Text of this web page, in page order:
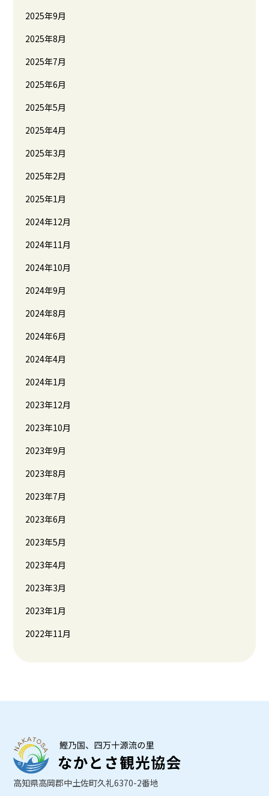
2025年9月
2025年8月
2025年7月
2025年6月
2025年5月
2025年4月
2025年3月
2025年2月
2025年1月
2024年12月
2024年11月
2024年10月
2024年9月
2024年8月
2024年6月
2024年4月
2024年1月
2023年12月
2023年10月
2023年9月
2023年8月
2023年7月
2023年6月
2023年5月
2023年4月
2023年3月
2023年1月
2022年11月
高知県高岡郡中土佐町久礼6370-2番地